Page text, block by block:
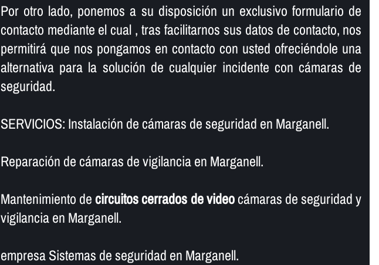
Por otro lado, ponemos a su disposición un exclusivo formulario de
contacto mediante el cual , tras facilitarnos sus datos de contacto, nos
permitirá que nos pongamos en contacto con usted ofreciéndole una
alternativa para la solución de cualquier incidente con cámaras de
seguridad.
SERVICIOS: Instalación de cámaras de seguridad en Marganell.
Reparación de cámaras de vigilancia en Marganell.
Mantenimiento decircuitos cerrados de videocámaras de seguridad y
vigilancia en Marganell.
empresa Sistemas de seguridad en Marganell.